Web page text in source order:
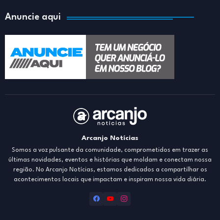
Anuncie aqui
Arcanjo Notícias
Somos a voz pulsante da comunidade, comprometidos em trazer as
últimas novidades, eventos e histórias que moldam e conectam nossa
região. No Arcanjo Notícias, estamos dedicados a compartilhar os
acontecimentos locais que impactam e inspiram nossa vida diária.